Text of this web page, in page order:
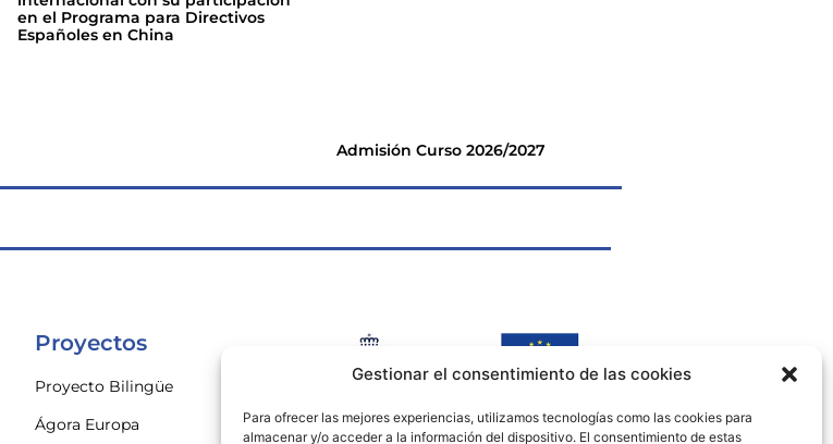
Gestionar el consentimiento de las cookies
Para ofrecer las mejores experiencias, utilizamos tecnologías como las cookies para
almacenar y/o acceder a la información del dispositivo. El consentimiento de estas
en el Programa para Directivos
Españoles en China
Admisión Curso 2026/2027
Proyectos
Proyecto Bilingüe
Ágora Europa